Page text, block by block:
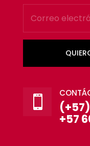
 (+57)
+57